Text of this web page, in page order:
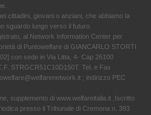
cittadini, giovani o anziani, che abbiamo la
sguardo lungo verso il futuro.
al Network Information Center per
di Puntowelfare di GIANCARLO STORTI
con sede in Via Litta, 4- Cap 26100
STRGCR51C10D150T. Tel. e Fax
; indirizzo PEC
supplemento di www.welfareitalia.it ,Iscritto
presso il Tribunale di Cremona n. 393